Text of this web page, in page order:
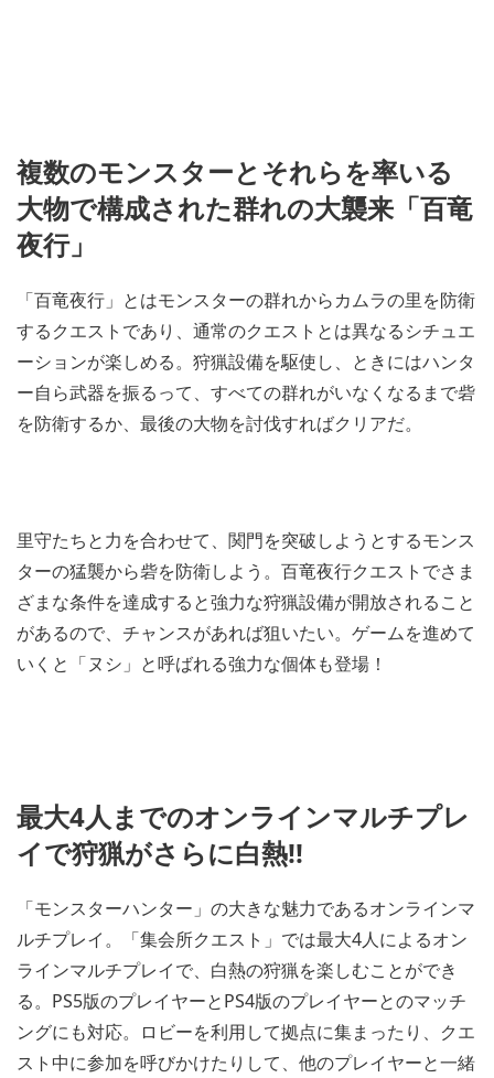
複数のモンスターとそれらを率いる
大物で構成された群れの大襲来「百竜
夜行」
「百竜夜行」とはモンスターの群れからカムラの里を防衛
するクエストであり、通常のクエストとは異なるシチュエ
ーションが楽しめる。狩猟設備を駆使し、ときにはハンタ
ー自ら武器を振るって、すべての群れがいなくなるまで砦
を防衛するか、最後の大物を討伐すればクリアだ。
里守たちと力を合わせて、関門を突破しようとするモンス
ターの猛襲から砦を防衛しよう。百竜夜行クエストでさま
ざまな条件を達成すると強力な狩猟設備が開放されること
があるので、チャンスがあれば狙いたい。ゲームを進めて
いくと「ヌシ」と呼ばれる強力な個体も登場！
最大4人までのオンラインマルチプレ
イで狩猟がさらに白熱!!
「モンスターハンター」の大きな魅力であるオンラインマ
ルチプレイ。「集会所クエスト」では最大4人によるオン
ラインマルチプレイで、白熱の狩猟を楽しむことができ
る。PS5版のプレイヤーとPS4版のプレイヤーとのマッチ
ングにも対応。ロビーを利用して拠点に集まったり、クエ
スト中に参加を呼びかけたりして、他のプレイヤーと一緒